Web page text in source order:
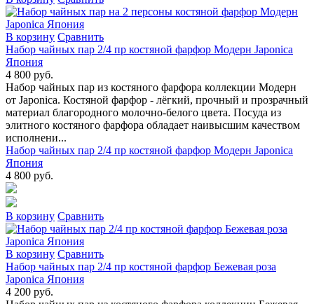
В коpзину Сpавнить
Набор чайных пар 2/4 пр костяной фарфор Модерн Japonica
Япония
4 800 руб.
Набор чайных пар из костяного фарфора коллекции Модерн
от Japonica. Костяной фарфор - лёгкий, прочный и прозрачный
материал благородного молочно-белого цвета. Посуда из
элитного костяного фарфора обладает наивысшим качеством
исполнени...
Набор чайных пар 2/4 пр костяной фарфор Модерн Japonica
Япония
4 800 руб.
В коpзину Сpавнить
В коpзину Сpавнить
Набор чайных пар 2/4 пр костяной фарфор Бежевая роза
Japonica Япония
4 200 руб.